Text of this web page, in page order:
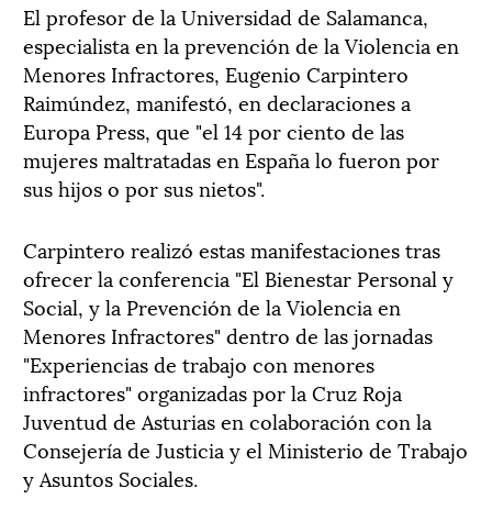
El profesor de la Universidad de Salamanca,
especialista en la prevención de la Violencia en
Menores Infractores, Eugenio Carpintero
Raimúndez, manifestó, en declaraciones a
Europa Press, que "el 14 por ciento de las
mujeres maltratadas en España lo fueron por
sus hijos o por sus nietos".
Carpintero realizó estas manifestaciones tras
ofrecer la conferencia "El Bienestar Personal y
Social, y la Prevención de la Violencia en
Menores Infractores" dentro de las jornadas
"Experiencias de trabajo con menores
infractores" organizadas por la Cruz Roja
Juventud de Asturias en colaboración con la
Consejería de Justicia y el Ministerio de Trabajo
y Asuntos Sociales.